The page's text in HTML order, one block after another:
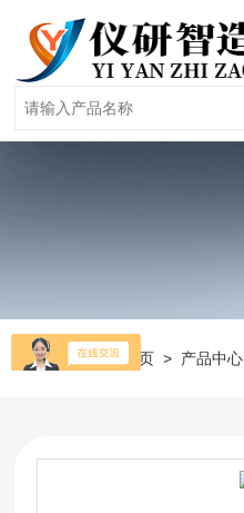
当前位置： 首页 > 产品中心